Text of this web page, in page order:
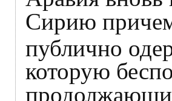
Сирию
публично
которую